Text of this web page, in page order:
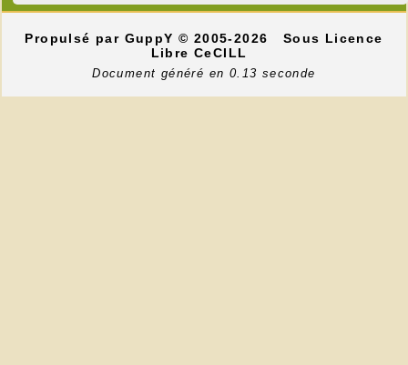
Propulsé par GuppY© 2005-2026
Sous Licence
Libre CeCILL
Document généré en 0.13 seconde